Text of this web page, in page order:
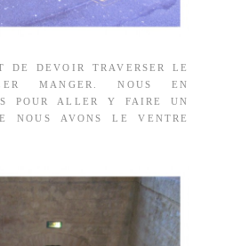
DE DEVOIR TRAVERSER LE
MANGER. NOUS EN
POUR ALLER Y FAIRE UN
NOUS AVONS LE VENTRE